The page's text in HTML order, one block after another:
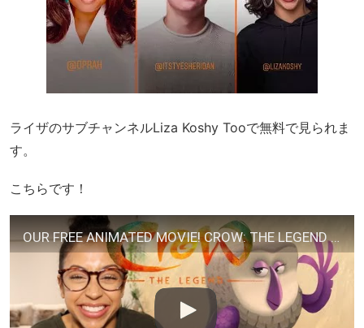
ライザのサブチャンネルLiza Koshy Tooで無料で見られま
す。
こちらです！
OUR FREE ANIMATED MOVIE! CROW: THE LEGEND | John Legend, Oprah, Liza Koshy